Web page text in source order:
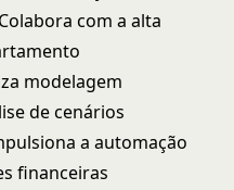
com a alta
modelagem
de cenários
a automação
financeiras